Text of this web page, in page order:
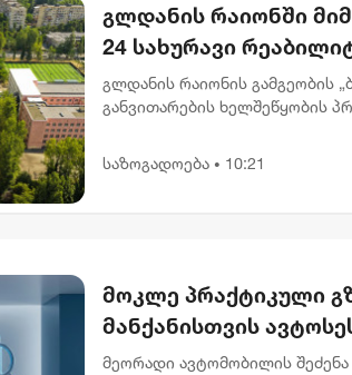
გლდანის რაიონში
24 სახურავი
გლდანის რაიონის გამგეობის
განვითარების ხელშეწყობის
მისამართზე განხო...
საზოგადოება • 10:21
მოკლე პრაქტიკული
მანქანისთვის
მეორადი ავტომობილის